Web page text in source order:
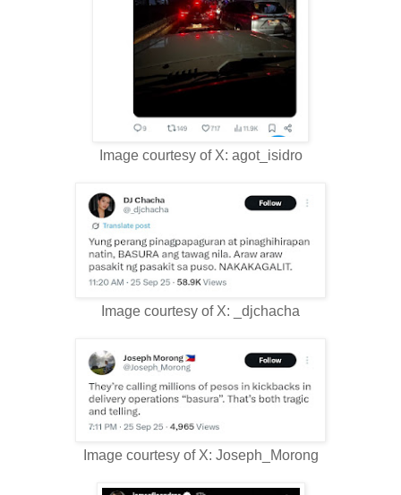
Image courtesy of X: agot_isidro
Image courtesy of X: _djchacha
Image courtesy of X: Joseph_Morong